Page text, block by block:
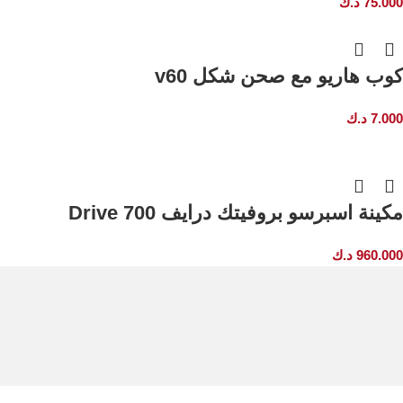
كوب هاريو مع صحن شكل v60
7.000 د.ك
مكينة اسبرسو بروفيتك درايف 700 Drive
960.000 د.ك